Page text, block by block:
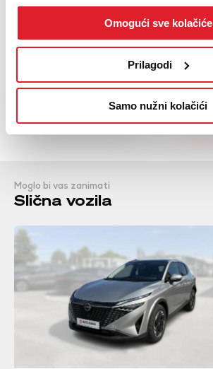
Omogući sve kolačiće
Prilagodi
Samo nužni kolačići
Upravljač presvučen kožom
Upravljač podesiv po visini
NAZOVI
Moglo bi vas zanimati
Slična vozila